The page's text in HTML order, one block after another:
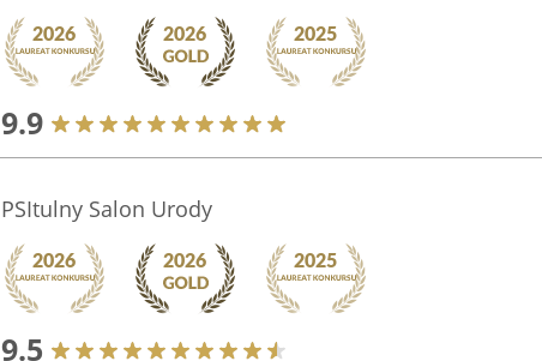
9.9
PSItulny Salon Urody
9.5